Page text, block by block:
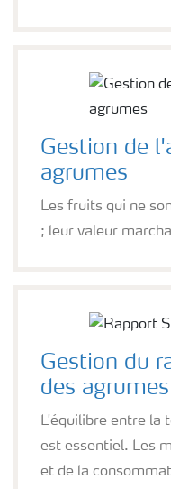
Gestion de
agrumes
Les fruits qui ne
; leur valeur
Gestion du
des agrumes
L'équilibre entre la
est essentiel. Les
et de la